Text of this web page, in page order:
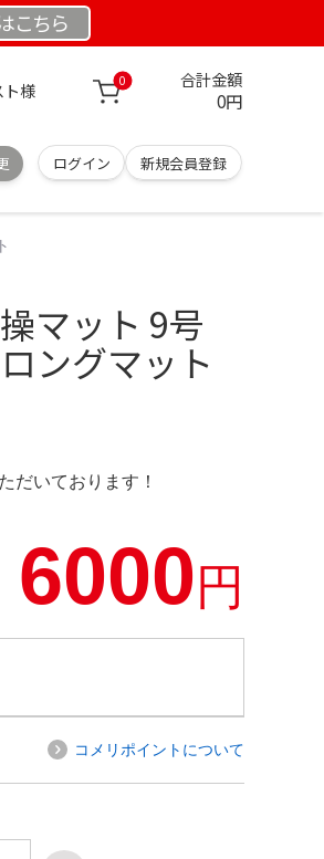
こちら
ト様 0 合計金額
0円
ログイン 新規会員登録
マット 9号
ングマット
だいております！
6000円
コメリポイントについて